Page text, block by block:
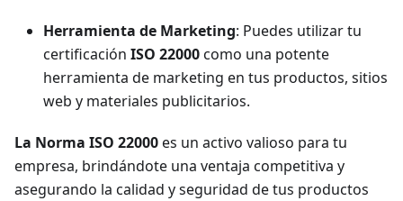
Herramienta de Marketing: Puedes utilizar tu
certificación ISO 22000como una potente
herramienta de marketing en tus productos, sitios
web y materiales publicitarios.
La Norma ISO 22000es un activo valioso para tu
empresa, brindándote una ventaja competitiva y
asegurando la calidad y seguridad de tus productos